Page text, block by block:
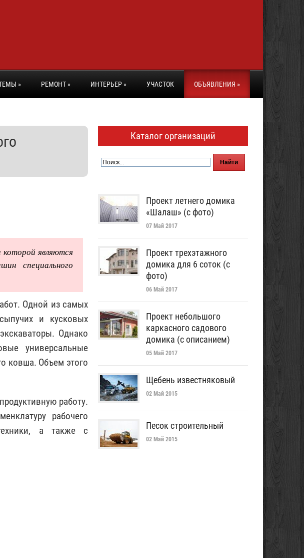
» РЕМОНТ » ИНТЕРЬЕР » УЧАСТОК ОБЪЯВЛЕНИЯ »
являются
специального
Одной из самых
и кусковых
Однако
универсальные
ковша. Объем этого
работу.
рабочего
а также с
Каталог организаций
Проект летнего домика
«Шалаш» (с фото)
07 Май 2017
Проект трехэтажного
домика для 6 соток (с
фото)
06 Май 2017
Проект небольшого
каркасного садового
домика (с описанием)
05 Май 2017
Щебень известняковый
02 Май 2015
Песок строительный
02 Май 2015